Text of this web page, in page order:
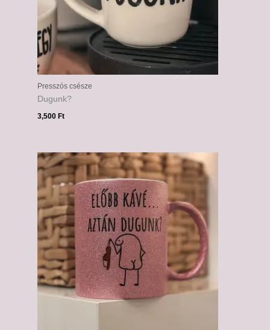
Presszós csésze
Dugunk?
3,500 Ft
6,000 Ft
-
6,500 Ft